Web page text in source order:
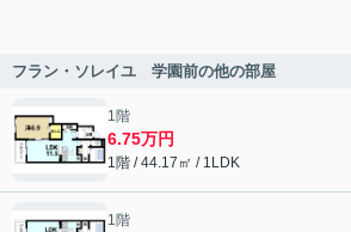
フラン・ソレイユ 学園前の他の部屋
1階
6.75万円
1階 / 44.17㎡ / 1LDK
1階